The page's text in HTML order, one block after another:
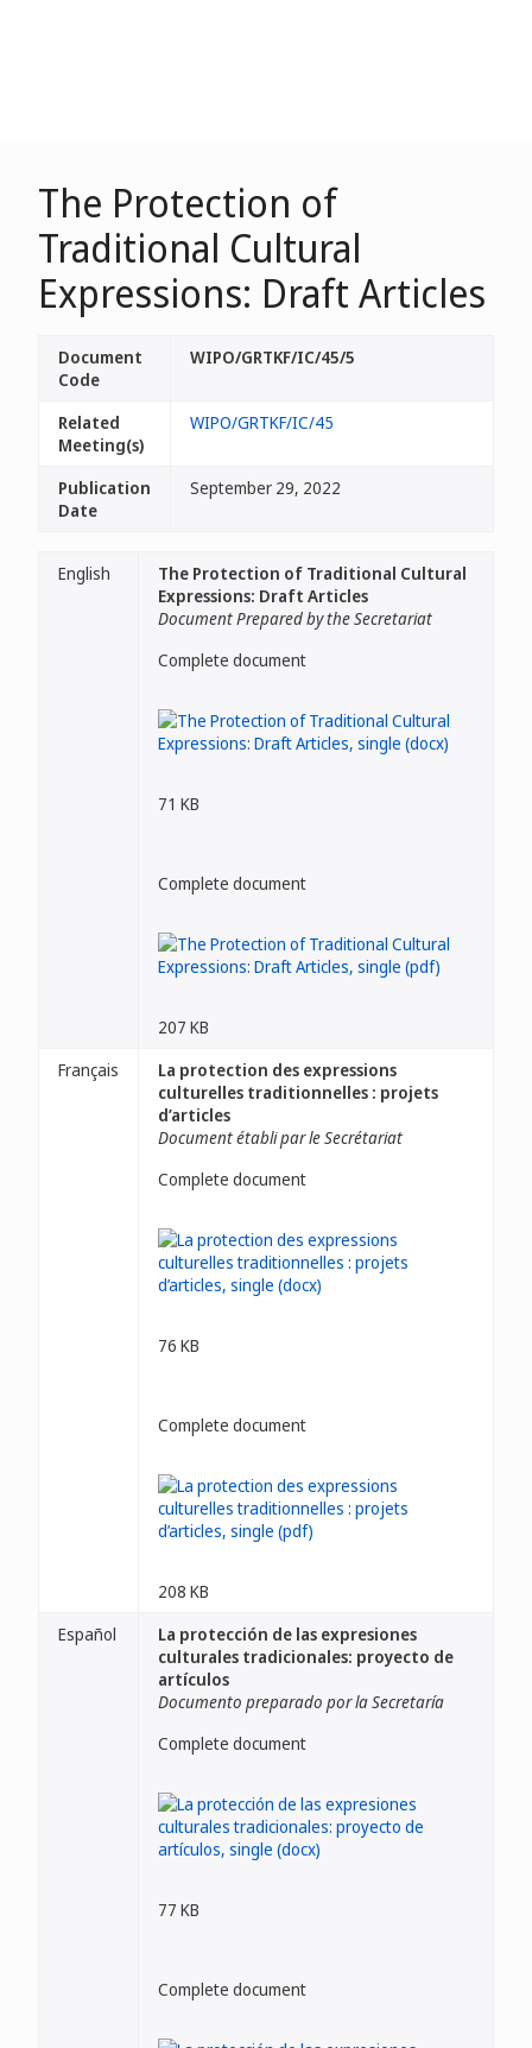
The Protection of
Traditional Cultural
Expressions: Draft Articles
Document
Code
WIPO/GRTKF/IC/45/5
Related
Meeting(s)
WIPO/GRTKF/IC/45
Publication
Date
September 29, 2022
English
The Protection of Traditional Cultural
Expressions: Draft Articles
Document Prepared by the Secretariat
Complete document
71 KB
Complete document
207 KB
Français
La protection des expressions
culturelles traditionnelles : projets
d’articles
Document établi par le Secrétariat
Complete document
76 KB
Complete document
208 KB
Español
La protección de las expresiones
culturales tradicionales: proyecto de
artículos
Documento preparado por la Secretaría
Complete document
77 KB
Complete document